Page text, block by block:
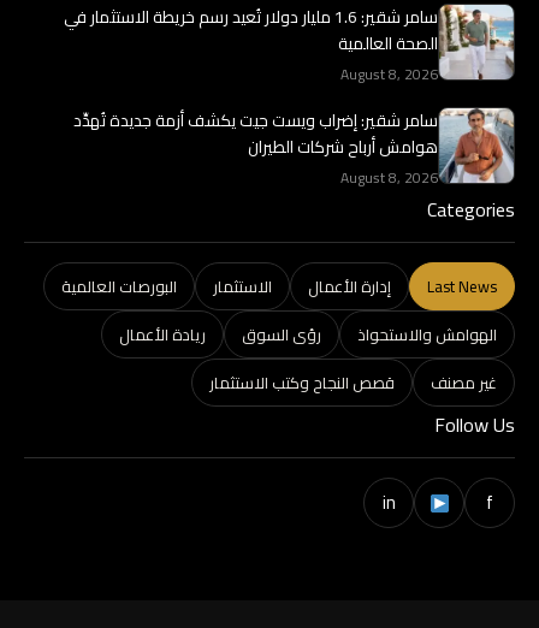
سامر شقير: 1.6 مليار دولار تُعيد رسم خريطة الاستثمار في
الصحة العالمية
August 8, 2026
سامر شقير: إضراب ويست جيت يكشف أزمة جديدة تُهدِّد
هوامش أرباح شركات الطيران
August 8, 2026
Categories
Last News إدارة الأعمال الاستثمار
البورصات العالمية
الهوامش والاستحواذ
رؤى السوق
ريادة الأعمال
غير مصنف
قصص النجاح وكتب الاستثمار
Follow Us
f
in